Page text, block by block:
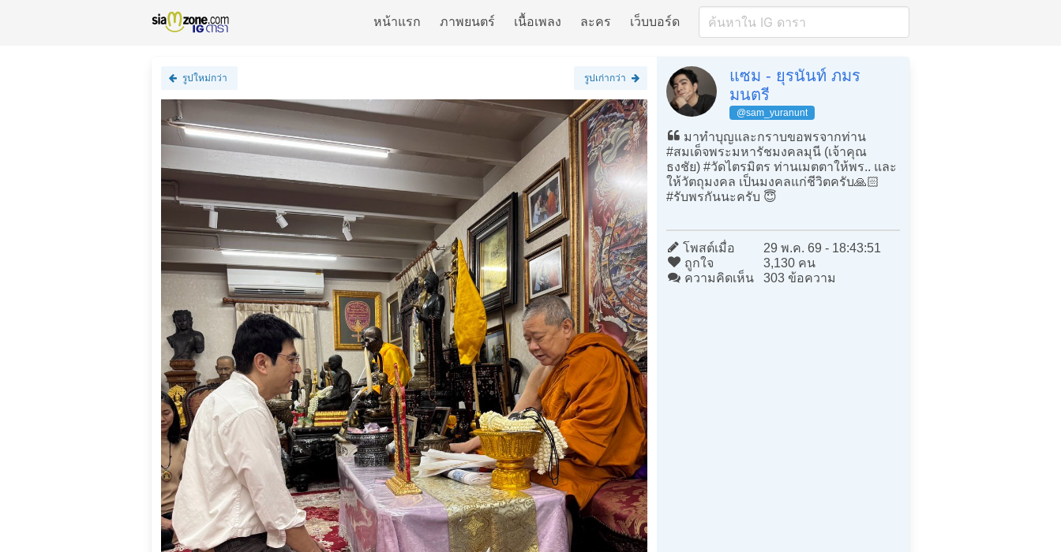
หน้าแรก ภาพยนตร์ เนื้อเพลง ละคร เว็บบอร์ด
รูปใหม่กว่า รูปเก่ากว่า
แซม - ยุรนันท์ ภมร
มนตรี
@sam_yuranunt
มาทำบุญและกราบขอพรจากท่าน
#สมเด็จพระมหารัชมงคลมุนี (เจ้าคุณ
ธงชัย) #วัดไตรมิตร ท่านเมตตาให้พร.. และ
ให้วัตถุมงคล เป็นมงคลแก่ชีวิตครับ🙏🏻
#รับพรกันนะครับ 😇
โพสต์เมื่อ
29 พ.ค. 69 - 18:43:51
ถูกใจ
3,130 คน
ความคิดเห็น
303 ข้อความ